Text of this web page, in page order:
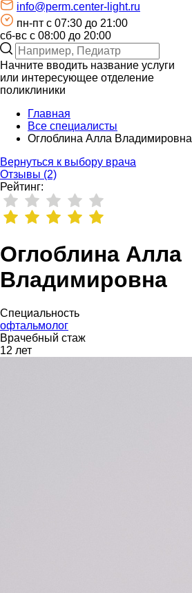
info@perm.center-light.ru
пн-пт c 07:30 до 21:00
сб-вс с 08:00 до 20:00
Начните вводить название услуги
или интересующее отделение
поликлиники
Главная
Все специалисты
Оглоблина Алла Владимировна
Вернуться к выбору врача
Отзывы (2)
Рейтинг:
Оглоблина Алла
Владимировна
Специальность
офтальмолог
Врачебный стаж
12 лет